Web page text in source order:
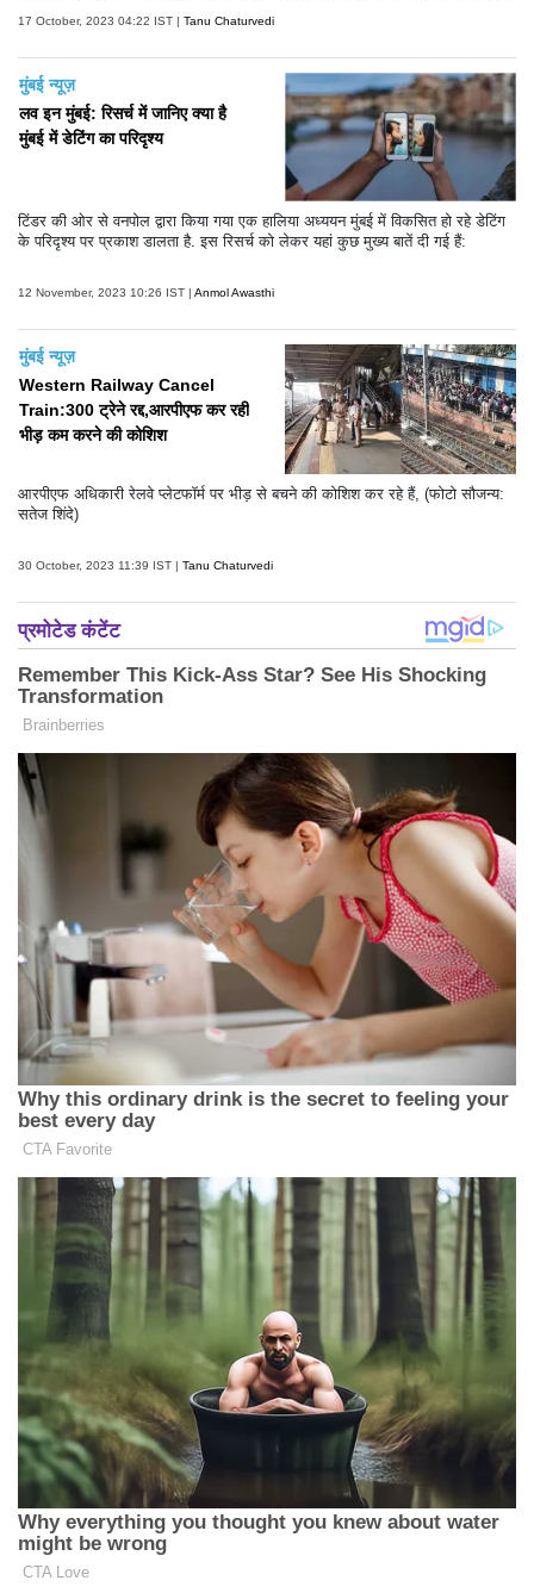
17 October, 2023 04:22 IST | Tanu Chaturvedi
मुंबई न्यूज़
लव इन मुंबई: रिसर्च में जानिए क्या है
मुंबई में डेटिंग का परिदृश्य
टिंडर की ओर से वनपोल द्वारा किया गया एक हालिया अध्ययन मुंबई में विकसित हो रहे डेटिंग
के परिदृश्य पर प्रकाश डालता है. इस रिसर्च को लेकर यहां कुछ मुख्य बातें दी गई हैं:
12 November, 2023 10:26 IST | Anmol Awasthi
मुंबई न्यूज़
Western Railway Cancel
Train:300 ट्रेने रद्द,आरपीएफ कर रही
भीड़ कम करने की कोशिश
आरपीएफ अधिकारी रेलवे प्लेटफॉर्म पर भीड़ से बचने की कोशिश कर रहे हैं, (फोटो सौजन्य:
सतेज शिंदे)
30 October, 2023 11:39 IST | Tanu Chaturvedi